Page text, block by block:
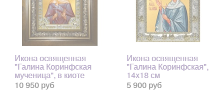
Икона освященная
"Галина Коринфская
мученица", в киоте
24x30 см арт.243829
10 950 руб
Икона освященная
"Галина Коринфская",
14x18 см
5 900 руб